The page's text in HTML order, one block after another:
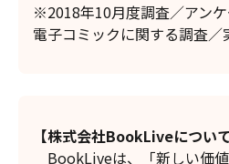
※2018年10月度調査／アン
電子コミックに関する調査／
【株式会社BookLiveについて
BookLiveは、「新しい価